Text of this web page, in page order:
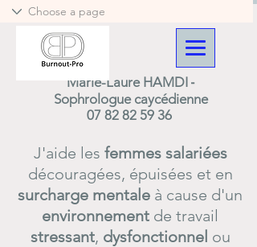
Marie-Laure HAMDI -
Sophrologue caycédienne
07 82 82 59 36
J'aide les femmes salariées
découragées, épuisées et en
surcharge mentale à cause d'un
environnement de travail
stressant, dysfonctionnel ou